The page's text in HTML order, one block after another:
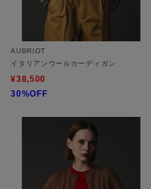
AUBRIOT
イタリアンウールカーディガン
¥38,500
30%OFF